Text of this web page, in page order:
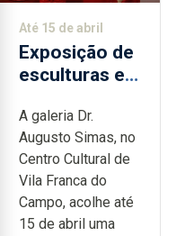
Até 15 de abril
Exposição de
esculturas em
Franca
A galeria Dr.
Augusto Simas, no
Centro Cultural de
Vila Franca do
Campo, acolhe até
15 de abril uma